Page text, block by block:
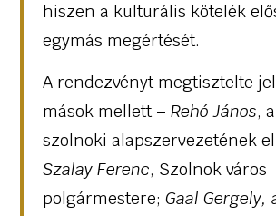
hiszen a kulturális kötelék
egymás megértését.
A rendezvényt megtisztelte
mások mellett – Rehó János,
szolnoki alapszervezetének
Szalay Ferenc, Szolnok város
polgármestere; Gaal Gergely,